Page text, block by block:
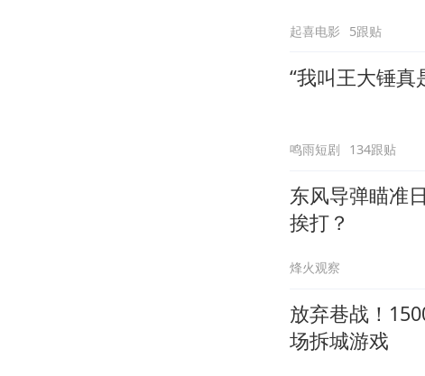
起喜电影 5跟贴
“我叫王大锤真
鸣雨短剧 134跟贴
东风导弹瞄准
挨打？
烽火观察
放弃巷战！
场拆城游戏